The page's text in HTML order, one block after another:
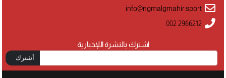
اشترك بالنشرة اللإخبارية
أشترك
info@ngmalgmahir.sport
002 2966212